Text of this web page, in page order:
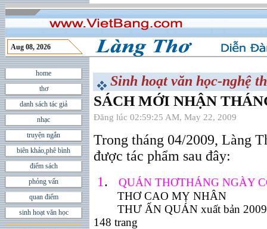
Aug 08, 2026
home
thơ
danh sách tác giả
nhạc
truyện ngắn
biên khảo,phê bình
điểm sách
phỏng vấn
quan điểm
sinh hoạt văn học
Sinh hoạt văn học-nghệ
SÁCH MỚI NHẬN
Đăng lúc 02:59:25 AM, May 22, 2009
Trong tháng 04/2009, Làng
được tác phẩm sau đây:
1 .
QUÁN THƠTHÁNG NGÀY
THƠ CAO MỴ NHÂN
THƯ ẤN QUÁN xuất bản 2009,
148 trang